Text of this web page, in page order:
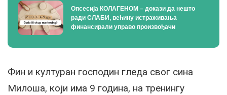
Опсесија КОЛАГЕНОМ – докази да нешто
ради СЛАБИ, већину истраживања
финансирали управо произвођачи
Фин и културан господин гледа свог сина
Милоша, који има 9 година, на тренингу